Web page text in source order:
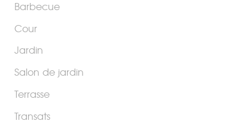
Barbecue
Cour
Jardin
Salon de jardin
Terrasse
Transats